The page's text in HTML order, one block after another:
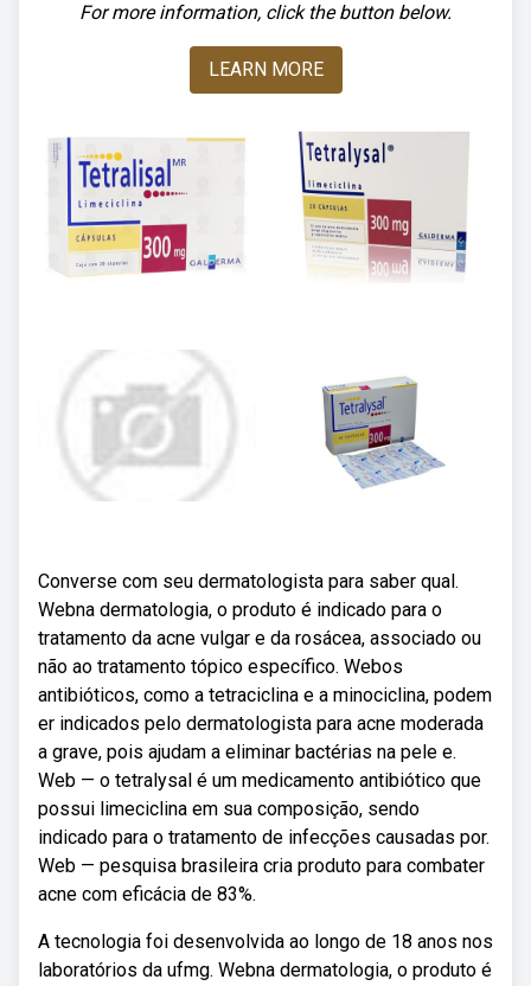
For more information, click the button below.
LEARN MORE
Converse com seu dermatologista para saber qual.
Webna dermatologia, o produto é indicado para o
tratamento da acne vulgar e da rosácea, associado ou
não ao tratamento tópico específico. Webos
antibióticos, como a tetraciclina e a minociclina, podem
er indicados pelo dermatologista para acne moderada
a grave, pois ajudam a eliminar bactérias na pele e.
Web — o tetralysal é um medicamento antibiótico que
possui limeciclina em sua composição, sendo
indicado para o tratamento de infecções causadas por.
Web — pesquisa brasileira cria produto para combater
acne com eficácia de 83%.
A tecnologia foi desenvolvida ao longo de 18 anos nos
laboratórios da ufmg. Webna dermatologia, o produto é